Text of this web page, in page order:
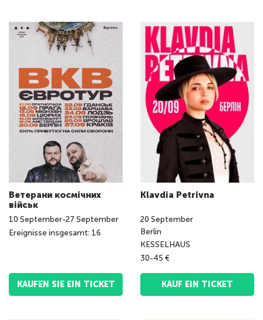
Ветерани космічних
військ
10 September-27 September
Ereignisse insgesamt: 16
KAUFEN SIE EIN TICKET
Klavdia Petrivna
20 September
Berlin
KESSELHAUS
30-45 €
KAUF EIN TICKET